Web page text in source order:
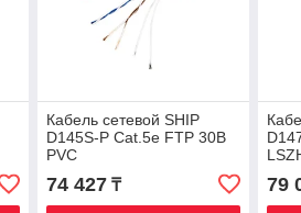
Кабель сетевой SHIP
D145S-P Cat.5e FTP 30В
PVC
74 427₸ 79